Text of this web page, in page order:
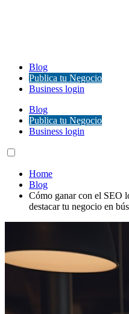
Blog
Publica tu Negocio
Business login
Blog
Publica tu Negocio
Business login
Home
Blog
Cómo ganar con el SEO
destacar tu negocio en